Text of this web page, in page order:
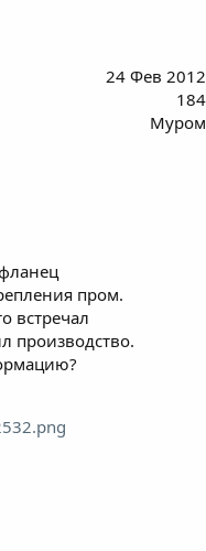
24 Фев 2012
184
Муром
пром.
встречал
производство.